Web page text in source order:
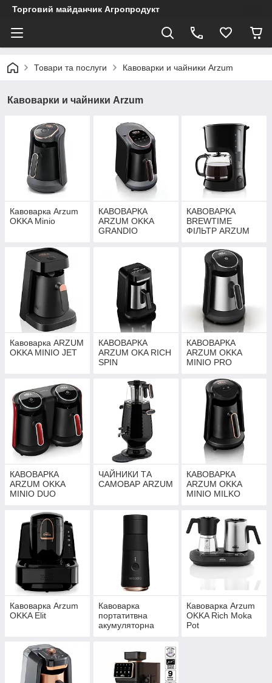
Торговий майданчик Агропродукт
Товари та послуги Кавоварки и чайники Аrzum
Кавоварки и чайники Аrzum
Кавоварка Arzum
OKKA Minio
КАВОВАРКА
ARZUM OKKA
GRANDIO
КАВОВАРКА
BREWTIME
ФІЛЬТР ARZUM
Кавоварка ARZUM
OKKA MINIO JET
КАВОВАРКА
ARZUM OKA RICH
SPIN
КАВОВАРКА
ARZUM OKKA
MINIO PRO
КАВОВАРКА
ARZUM OKKA
MINIO DUO
ЧАЙНИКИ ТА
САМОВАР ARZUM
КАВОВАРКА
ARZUM OKKA
MINIO MILKO
Кавоварка Arzum
OKKA Elit
Кавоварка
портатитвна
акумуляторна
Кавоварка Arzum
OKKA Rich Moka
Pot